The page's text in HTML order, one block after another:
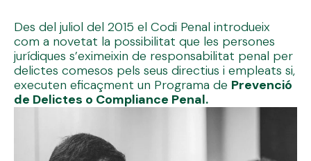
Des del juliol del 2015 el Codi Penal introdueix
com a novetat la possibilitat que les persones
jurídiques s’eximeixin de responsabilitat penal per
delictes comesos pels seus directius i empleats si,
executen eficaçment un Programa de Prevenció
de Delictes o Compliance Penal.